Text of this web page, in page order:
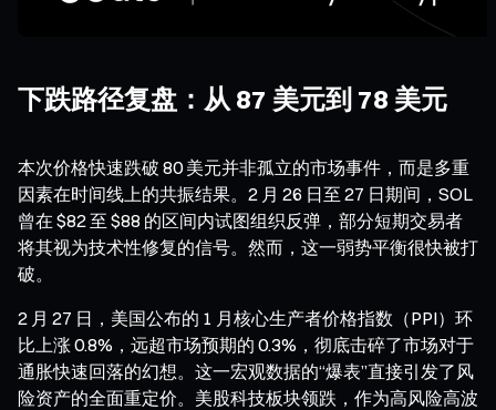
下跌路径复盘：从 87 美元到 78 美元
本次价格快速跌破 80 美元并非孤立的市场事件，而是多重
因素在时间线上的共振结果。2 月 26 日至 27 日期间，SOL
曾在 $82 至 $88 的区间内试图组织反弹，部分短期交易者
将其视为技术性修复的信号。然而，这一弱势平衡很快被打
破。
2 月 27 日，美国公布的 1 月核心生产者价格指数（PPI）环
比上涨 0.8%，远超市场预期的 0.3%，彻底击碎了市场对于
通胀快速回落的幻想。这一宏观数据的“爆表”直接引发了风
险资产的全面重定价。美股科技板块领跌，作为高风险高波